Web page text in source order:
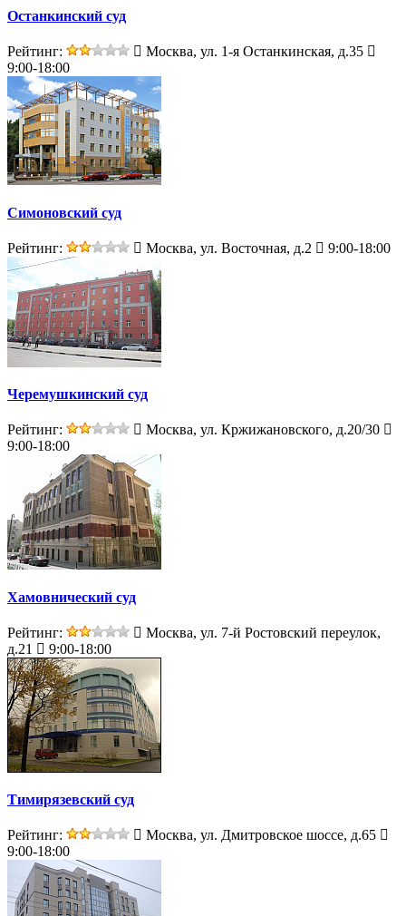
Останкинский суд
Рейтинг:
Москва, ул. 1-я Останкинская, д.35
9:00-18:00
Симоновский суд
Рейтинг: Москва, ул. Восточная, д.2 9:00-18:00
Черемушкинский суд
Рейтинг:
Москва, ул. Кржижановского, д.20/30
9:00-18:00
Хамовнический суд
Рейтинг:
Москва, ул. 7-й Ростовский переулок,
д.21
9:00-18:00
Тимирязевский суд
Рейтинг:
Москва, ул. Дмитровское шоссе, д.65
9:00-18:00